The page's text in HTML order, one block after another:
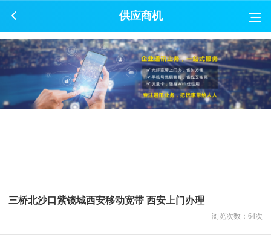
供应商机
三桥北沙口紫镜城西安移动宽带 西安上门办理
浏览次数： 64次